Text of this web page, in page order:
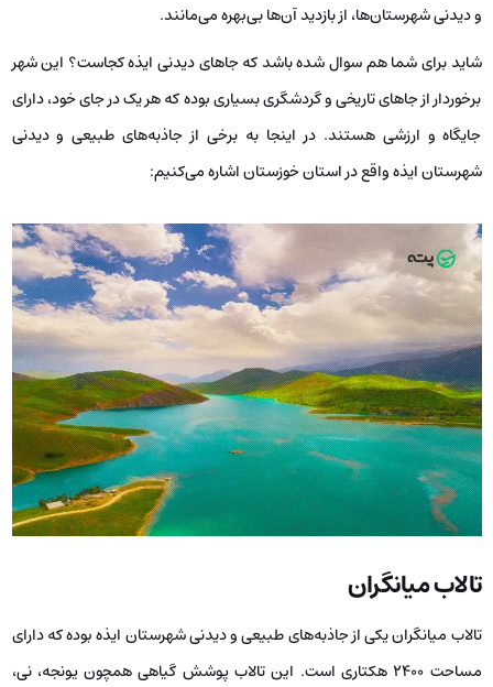
و دیدنی شهرستان‌ها، از بازدید آن‌ها بی‌بهره می‌مانند.
شاید برای شما هم سوال شده باشد که جاهای دیدنی ایذه کجاست؟ این شهر
برخوردار از جاهای تاریخی و گردشگری بسیاری بوده که هر یک در جای خود، دارای
جایگاه و ارزشی هستند. در اینجا به برخی از جاذبه‌های طبیعی و دیدنی
شهرستان ایذه واقع در استان خوزستان اشاره می‌کنیم:
تالاب میانگران
تالاب میانگران یکی از جاذبه‌های طبیعی و دیدنی شهرستان ایذه بوده که دارای
مساحت 2400 هکتاری است. این تالاب پوشش گیاهی همچون یونجه، نی،